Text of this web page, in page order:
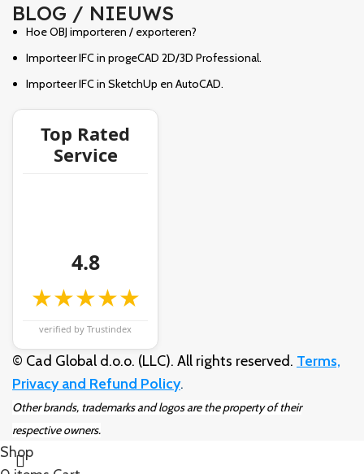
BLOG / NIEUWS
Hoe OBJ importeren / exporteren?
Importeer IFC in progeCAD 2D/3D Professional.
Importeer IFC in SketchUp en AutoCAD.
Top Rated
Service
4.8
★★★★★
verified by Trustindex
© Cad Global d.o.o. (LLC). All rights reserved. Terms,
Privacy and Refund Policy.
Other brands, trademarks and logos are the property of their
respective owners.
Shop